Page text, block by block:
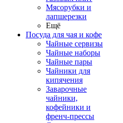
Мясорубки и
лапшерезки
Ещё
Посуда для чая и кофе
Чайные сервизы
Чайные наборы
Чайные пары
Чайники для
кипячения
Заварочные
чайники,
кофейники и
френч-прессы